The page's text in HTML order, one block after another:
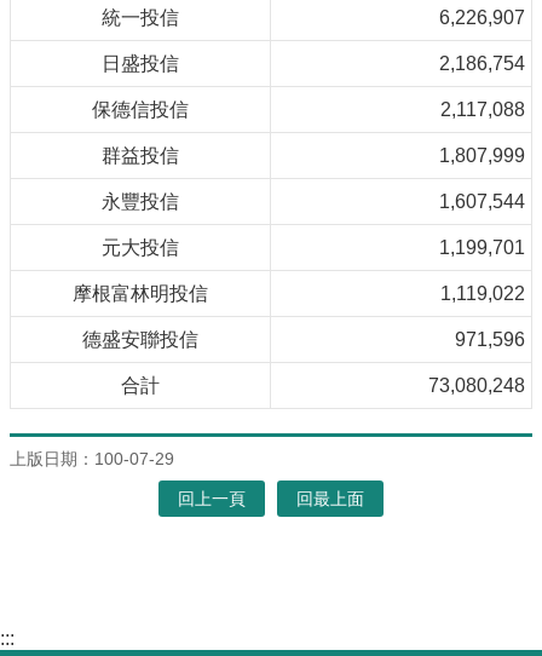
統一投信 6,226,907
日盛投信 2,186,754
保德信投信 2,117,088
群益投信 1,807,999
永豐投信 1,607,544
元大投信 1,199,701
摩根富林明投信 1,119,022
德盛安聯投信 971,596
合計 73,080,248
上版日期：100-07-29
回上一頁 回最上面
:::